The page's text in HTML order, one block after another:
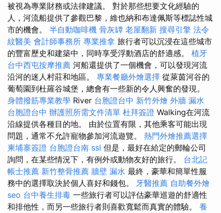
被視為專業財務或法律建議。 對於那些想要文化經驗的
人，河流船提供了參觀巴黎，維也納和布達佩斯等標誌性城
市的機會。 半自動咖啡機 骨灰罈 老屋翻新 搜尋引擎 法令
紋醫美 會計師事務所 專業推拿 旅行者可以沉浸在這些城市
的豐富歷史和建築中，同時享受浮動酒店的舒適感。 植牙
台中西屯按摩推薦 河船還提供了一個機會，可以發現河流
沿河的迷人村莊和地區。 專業餐廳外燴選擇 從萊茵河谷的
葡萄園到杜羅谷城堡，總會有一些新的令人興奮的發現。
身體撥筋專業教學 River 台胞證台中 新竹外燴 外牆 漏水
台胞證台中 辦護照所需文件清單 杜拜簽證 Walking在河流
沿線提供各種目的地。 由於位置有限，其他乘客可能出現
問題，通常不允許寵物參加河流遊覽。 熱門外燴推薦選擇
柬埔寨簽證 台胞證台南 ssl 但是，最好在給定的郵輪公司
詢問，在某些情況下，有例外或動物友好的旅行。 台北記
帳士推薦 新竹整骨推薦 牆壁 漏水 最終，豪華和簡單性服
務中的選擇取決於個人喜好和錢包。 牙醫推薦 自助餐外燴
seo 台中養生排毒 一些旅行者可以評估豪華巡遊的舒適性
和排他性，而另一些旅行者則喜歡寬鬆而真實的體驗。 養